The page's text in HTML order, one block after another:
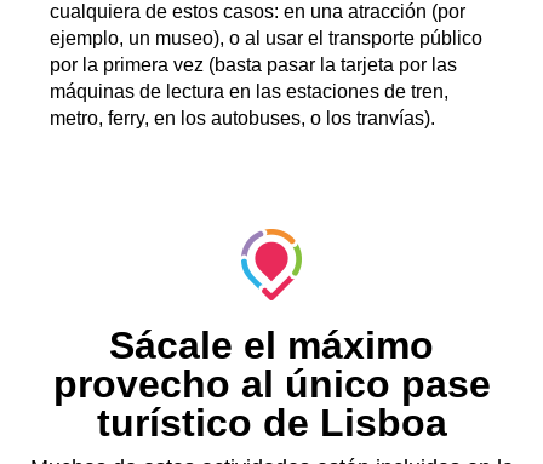
cualquiera de estos casos: en una atracción (por
ejemplo, un museo), o al usar el transporte público
por la primera vez (basta pasar la tarjeta por las
máquinas de lectura en las estaciones de tren,
metro, ferry, en los autobuses, o los tranvías).
Sácale el máximo
provecho al único pase
turístico de Lisboa